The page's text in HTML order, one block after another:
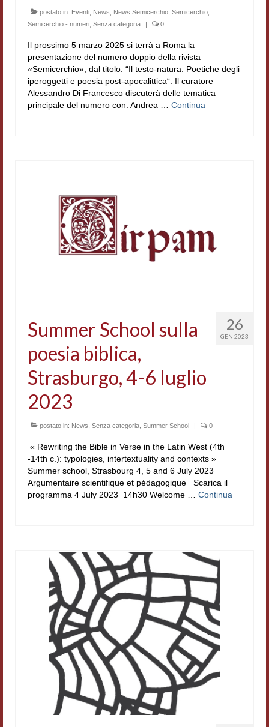
postato in: Eventi News News Semicerchio Semicerchio
Semicerchio - numeri Senza categoria | 0
Il prossimo 5 marzo 2025 si terrà a Roma la
presentazione del numero doppio della rivista
«Semicerchio», dal titolo: “Il testo-natura. Poetiche degli
iperoggetti e poesia post-apocalittica“. Il curatore
Alessandro Di Francesco discuterà delle tematica
principale del numero con: Andrea … Continua
26
GEN 2023
Summer School sulla
poesia biblica,
Strasburgo, 4-6 luglio
2023
postato in: News Senza categoria Summer School | 0
« Rewriting the Bible in Verse in the Latin West (4th
-14th c.): typologies, intertextuality and contexts »
Summer school, Strasbourg 4, 5 and 6 July 2023
Argumentaire scientifique et pédagogique Scarica il
programma 4 July 2023 14h30 Welcome … Continua